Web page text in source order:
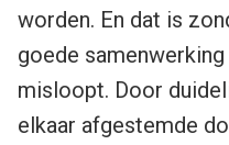
worden. En dat is
goede
misloopt. Door
elkaar afgestemde